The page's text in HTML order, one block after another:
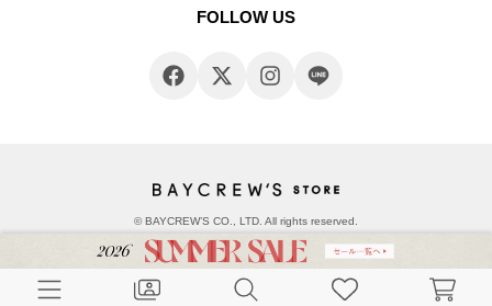
FOLLOW US
© BAYCREW’S CO., LTD. All rights reserved.